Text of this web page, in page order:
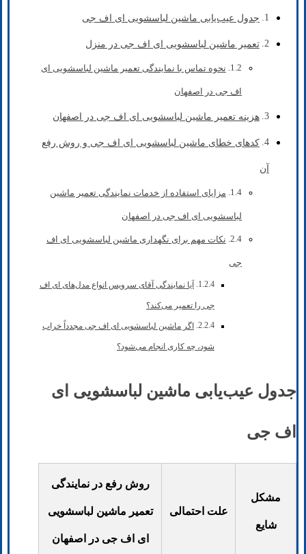
جدول عیب‌یابی ماشین لباسشویی ای اف جی
تعمیر ماشین لباسشویی ای اف جی در منزل
نحوه تماس با نمایندگی تعمیر ماشین لباسشویی ای
اف جی در اصفهان
هزینه تعمیر ماشین لباسشویی ای اف جی در اصفهان
کدهای خطای ماشین لباسشویی ای اف جی و روش رفع
آن
مزایای استفاده از خدمات نمایندگی تعمیر ماشین
لباسشویی ای اف جی در اصفهان
نکات مهم برای نگهداری ماشین لباسشویی ای اف
جی
آیا نمایندگی آقای سرویس انواع مدل‌های ای اف
جی را تعمیر می‌کند؟
اگر ماشین لباسشویی ای اف جی مجدداً خراب
شود، چه کاری انجام می‌شود؟
جدول عیب‌یابی ماشین لباسشویی ای
اف جی
مشکل
شایع
علت احتمالی
روش رفع در نمایندگی
تعمیر ماشین لباسشویی
ای اف جی در اصفهان